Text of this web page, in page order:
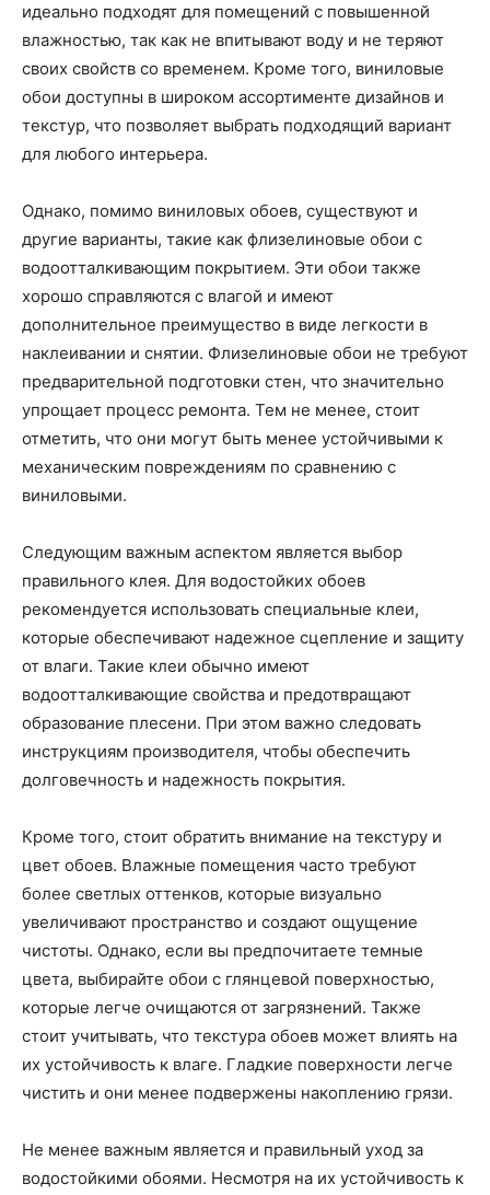
идеально подходят для помещений с повышенной
влажностью, так как не впитывают воду и не теряют
своих свойств со временем. Кроме того, виниловые
обои доступны в широком ассортименте дизайнов и
текстур, что позволяет выбрать подходящий вариант
для любого интерьера.
Однако, помимо виниловых обоев, существуют и
другие варианты, такие как флизелиновые обои с
водоотталкивающим покрытием. Эти обои также
хорошо справляются с влагой и имеют
дополнительное преимущество в виде легкости в
наклеивании и снятии. Флизелиновые обои не требуют
предварительной подготовки стен, что значительно
упрощает процесс ремонта. Тем не менее, стоит
отметить, что они могут быть менее устойчивыми к
механическим повреждениям по сравнению с
виниловыми.
Следующим важным аспектом является выбор
правильного клея. Для водостойких обоев
рекомендуется использовать специальные клеи,
которые обеспечивают надежное сцепление и защиту
от влаги. Такие клеи обычно имеют
водоотталкивающие свойства и предотвращают
образование плесени. При этом важно следовать
инструкциям производителя, чтобы обеспечить
долговечность и надежность покрытия.
Кроме того, стоит обратить внимание на текстуру и
цвет обоев. Влажные помещения часто требуют
более светлых оттенков, которые визуально
увеличивают пространство и создают ощущение
чистоты. Однако, если вы предпочитаете темные
цвета, выбирайте обои с глянцевой поверхностью,
которые легче очищаются от загрязнений. Также
стоит учитывать, что текстура обоев может влиять на
их устойчивость к влаге. Гладкие поверхности легче
чистить и они менее подвержены накоплению грязи.
Не менее важным является и правильный уход за
водостойкими обоями. Несмотря на их устойчивость к